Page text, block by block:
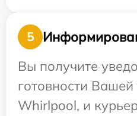
5
Вы получите
готовности Вашей
Whirlpool, и